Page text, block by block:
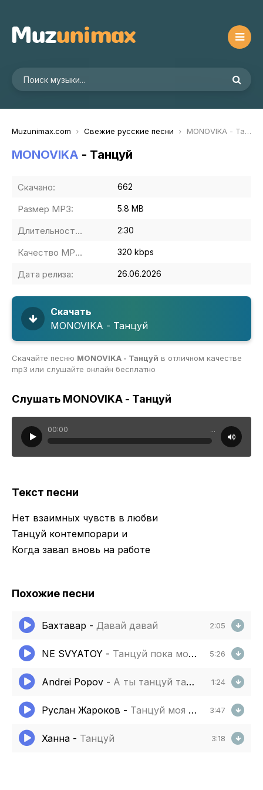
Muzunimax.com Свежие русские песни MONOVIKA - Танцуй
MONOVIKA - Танцуй
Скачано: 662
Размер MP3: 5.8 MB
Длительность MP3: 2:30
Качество MP3: 320 kbps
Дата релиза: 26.06.2026
Скачать
MONOVIKA - Танцуй
Скачайте песню MONOVIKA - Танцуй в отличном качестве
mp3 или слушайте онлайн бесплатно
Слушать MONOVIKA - Танцуй
00:00 ...
Текст песни
Нет взаимных чувств в любви
Танцуй контемпорари и
Когда завал вновь на работе
Похожие песни
Бахтавар - Давай давай 2:05
NE SVYATOY - Танцуй пока молодая 5:26
Andrei Popov - А ты танцуй танцуй танцуй 1:24
Руслан Жароков - Танцуй моя женщина 3:47
Ханна - Танцуй 3:18